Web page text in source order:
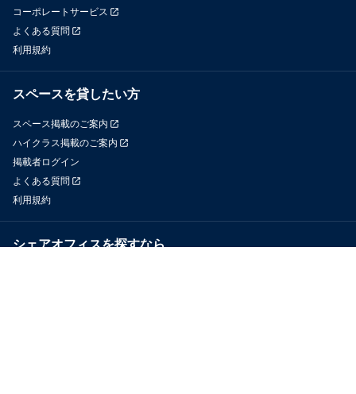
コーポレートサービス
よくある質問
利用規約
スペースを貸したい方
スペース掲載のご案内
ハイクラス掲載のご案内
掲載者ログイン
よくある質問
利用規約
シェアオフィスを探すなら